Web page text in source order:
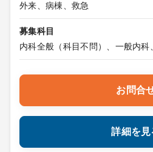
外来、病棟、救急
募集科目
内科全般（科目不問）、一般内科
お問合
詳細を見